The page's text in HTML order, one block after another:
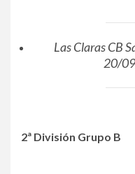
Las Claras CB
20/
2ª División Grupo B